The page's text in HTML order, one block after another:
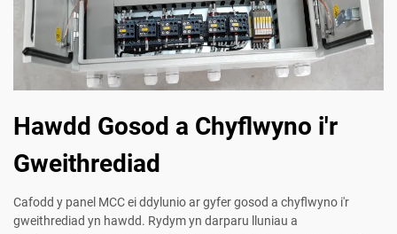
Hawdd Gosod a Chyflwyno i'r
Gweithrediad
Cafodd y panel MCC ei ddylunio ar gyfer gosod a chyflwyno i'r
gweithrediad yn hawdd. Rydym yn darparu lluniau a